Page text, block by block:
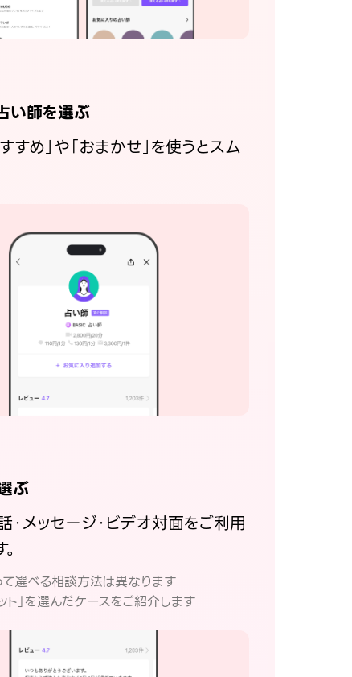
い師を選ぶ
すめ」や「おまかせ」を使うとスム
ぶ
・メッセージ・ビデオ対面をご利用
選べる相談方法は異なります
ト」を選んだケースをご紹介します